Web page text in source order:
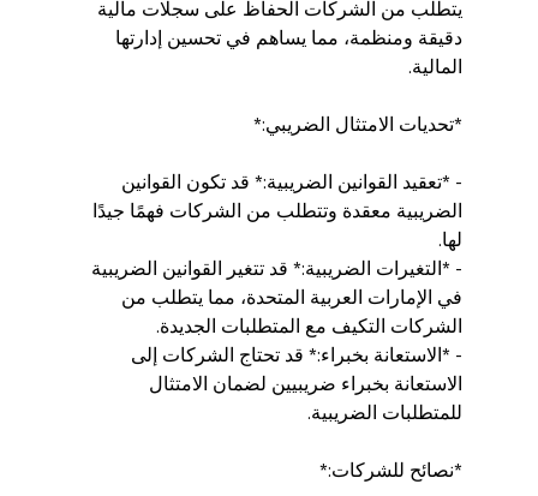
يتطلب من الشركات الحفاظ على سجلات مالية
دقيقة ومنظمة، مما يساهم في تحسين إدارتها
المالية.
*تحديات الامتثال الضريبي:*
- *تعقيد القوانين الضريبية:* قد تكون القوانين
الضريبية معقدة وتتطلب من الشركات فهمًا جيدًا
لها.
- *التغيرات الضريبية:* قد تتغير القوانين الضريبية
في الإمارات العربية المتحدة، مما يتطلب من
الشركات التكيف مع المتطلبات الجديدة.
- *الاستعانة بخبراء:* قد تحتاج الشركات إلى
الاستعانة بخبراء ضريبيين لضمان الامتثال
للمتطلبات الضريبية.
*نصائح للشركات:*